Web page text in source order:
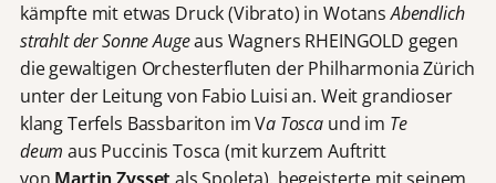
kämpfte mit etwas Druck (Vibrato) in WotansAbendlich
strahlt der Sonne Augeaus Wagners RHEINGOLD gegen
die gewaltigen Orchesterfluten der Philharmonia Zürich
unter der Leitung von Fabio Luisi an. Weit grandioser
klang Terfels Bassbariton im Va Tosca und im Te
deum aus Puccinis Tosca (mit kurzem Auftritt